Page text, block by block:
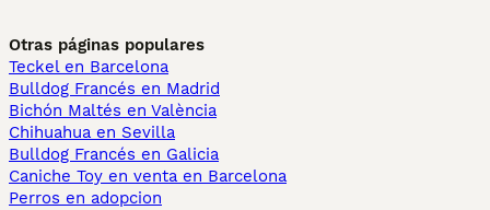
Otras páginas populares
Teckel en Barcelona
Bulldog Francés en Madrid
Bichón Maltés en València
Chihuahua en Sevilla
Bulldog Francés en Galicia
Caniche Toy en venta en Barcelona
Perros en adopcion